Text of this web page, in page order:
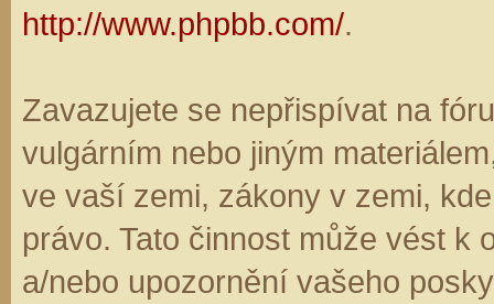
http://www.phpbb.com/.
Zavazujete se nepřispívat na
vulgárním nebo jiným
ve vaší zemi, zákony v zemi,
právo. Tato činnost může vést k
a/nebo upozornění vašeho